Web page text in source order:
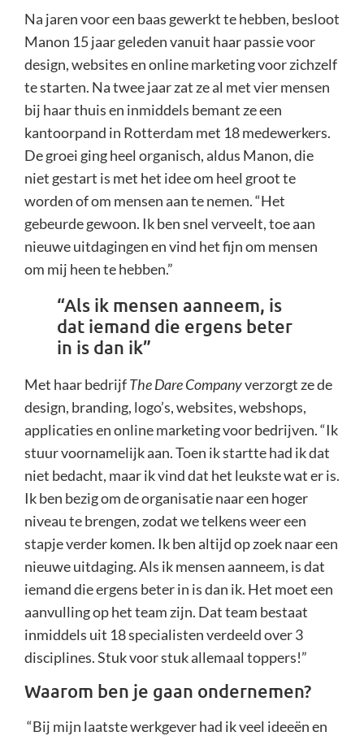
Na jaren voor een baas gewerkt te hebben, besloot
Manon 15 jaar geleden vanuit haar passie voor
design, websites en online marketing voor zichzelf
te starten. Na twee jaar zat ze al met vier mensen
bij haar thuis en inmiddels bemant ze een
kantoorpand in Rotterdam met 18 medewerkers.
De groei ging heel organisch, aldus Manon, die
niet gestart is met het idee om heel groot te
worden of om mensen aan te nemen. “Het
gebeurde gewoon. Ik ben snel verveelt, toe aan
nieuwe uitdagingen en vind het fijn om mensen
om mij heen te hebben.”
“Als ik mensen aanneem, is
dat iemand die ergens beter
in is dan ik”
Met haar bedrijfThe Dare Companyverzorgt ze de
design, branding, logo’s, websites, webshops,
applicaties en online marketing voor bedrijven. “Ik
stuur voornamelijk aan. Toen ik startte had ik dat
niet bedacht, maar ik vind dat het leukste wat er is.
Ik ben bezig om de organisatie naar een hoger
niveau te brengen, zodat we telkens weer een
stapje verder komen. Ik ben altijd op zoek naar een
nieuwe uitdaging. Als ik mensen aanneem, is dat
iemand die ergens beter in is dan ik. Het moet een
aanvulling op het team zijn. Dat team bestaat
inmiddels uit 18 specialisten verdeeld over 3
disciplines. Stuk voor stuk allemaal toppers!”
Waarom ben je gaan ondernemen?
“Bij mijn laatste werkgever had ik veel ideeën en